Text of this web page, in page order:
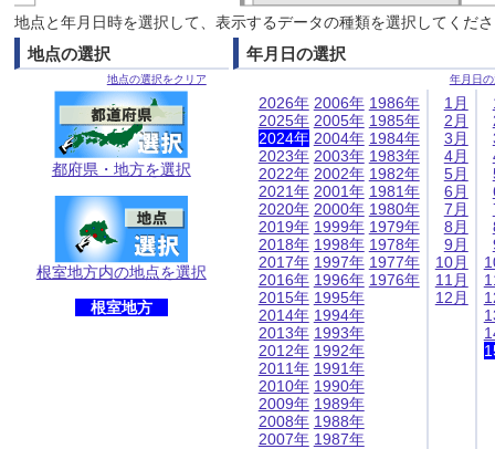
地点と年月日時を選択して、表示するデータの種類を選択してくだ
地点の選択
地点の選択をクリア
都府県・地方を選択
根室地方内の地点を選択
根室地方
年月日の選択
年月日
2026年
2025年
2024年
2023年
2022年
2021年
2020年
2019年
2018年
2017年
2016年
2015年
2014年
2013年
2012年
2011年
2010年
2009年
2008年
2007年
2006年
2005年
2004年
2003年
2002年
2001年
2000年
1999年
1998年
1997年
1996年
1995年
1994年
1993年
1992年
1991年
1990年
1989年
1988年
1987年
1986年
1985年
1984年
1983年
1982年
1981年
1980年
1979年
1978年
1977年
1976年
1月
2月
3月
4月
5月
6月
7月
8月
9月
10月
11月
12月